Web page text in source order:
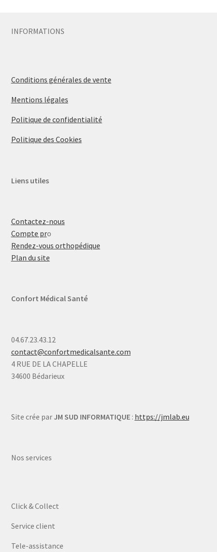
INFORMATIONS
Conditions générales de vente
Mentions légales
Politique de confidentialité
Politique des Cookies
Liens utiles
Contactez-nous
Compte pro
Rendez-vous orthopédique
Plan du site
Confort Médical Santé
04.67.23.43.12
contact@confortmedicalsante.com
4 RUE DE LA CHAPELLE
34600 Bédarieux
Site crée par JM SUD INFORMATIQUE: https://jmlab.eu
Nos services
Click & Collect
Service client
Tele-assistance